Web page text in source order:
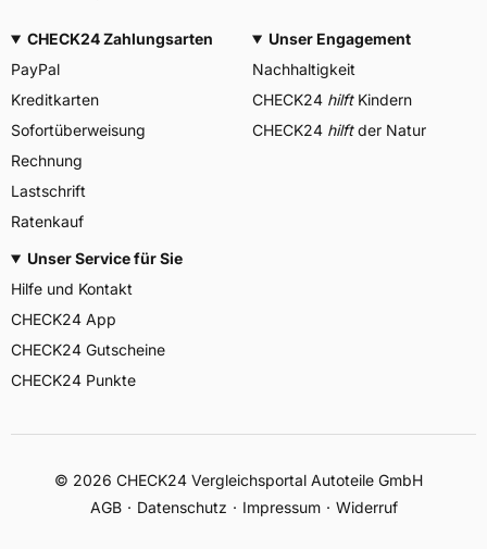
CHECK24 Zahlungsarten
PayPal
Kreditkarten
Sofortüberweisung
Rechnung
Lastschrift
Ratenkauf
Unser Engagement
Nachhaltigkeit
CHECK24 hilftKindern
CHECK24 hilftder Natur
Unser Service für Sie
Hilfe und Kontakt
CHECK24 App
CHECK24 Gutscheine
CHECK24 Punkte
© 2026 CHECK24 Vergleichsportal Autoteile GmbH
AGB
Datenschutz Impressum Widerruf